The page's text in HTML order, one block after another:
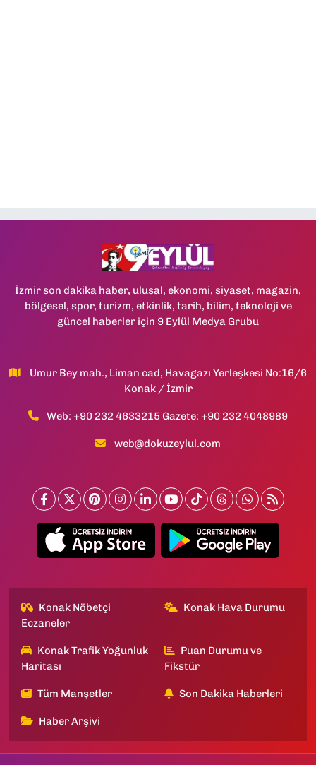
İzmir son dakika haber, ulusal, ekonomi, siyaset, magazin,
bölgesel, spor, turizm, etkinlik, tarih, bilim, teknoloji ve
güncel haberler için 9 Eylül Medya Grubu
Umur Bey mah., Liman cad, Havagazı Yerleşkesi No:16/6
Konak / İzmir
Web: +90 232 4633215 Gazete: +90 232 4048989
web@dokuzeylul.com
Konak Nöbetçi
Eczaneler
Konak Hava Durumu
Konak Trafik Yoğunluk
Haritası
Puan Durumu ve
Fikstür
Tüm Manşetler Son Dakika Haberleri
Haber Arşivi